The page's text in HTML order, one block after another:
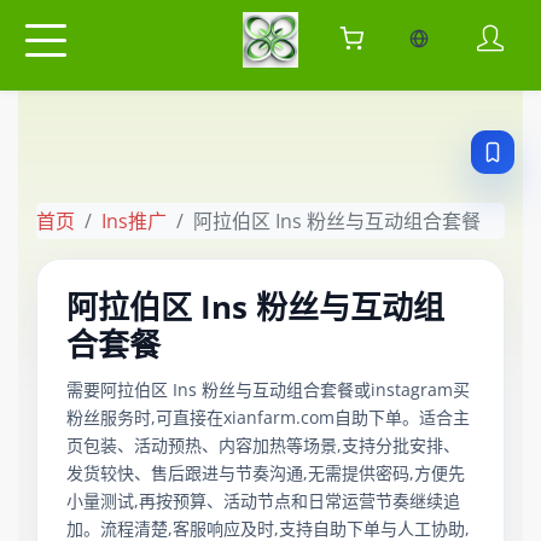
当前语言：中
首页 Ins推广 阿拉伯区 Ins 粉丝与互动组合套餐
阿拉伯区 Ins 粉丝与互动组
合套餐
需要阿拉伯区 Ins 粉丝与互动组合套餐或instagram买
粉丝服务时,可直接在xianfarm.com自助下单。适合主
页包装、活动预热、内容加热等场景,支持分批安排、
发货较快、售后跟进与节奏沟通,无需提供密码,方便先
小量测试,再按预算、活动节点和日常运营节奏继续追
加。流程清楚,客服响应及时,支持自助下单与人工协助,